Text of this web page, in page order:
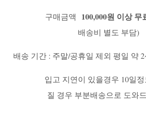
구매금액 100,000원 이상 무
배송비 별도 부담)
배송 기간 : 주말/공휴일 제외 평일 약
입고 지연이 있을경우 10일정도
질 경우 부분배송으로 도와